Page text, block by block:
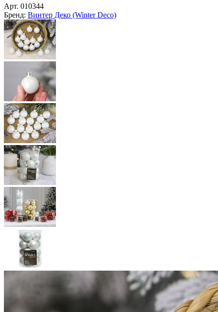
(3)
О любимом магазине
Смотреть >
ЁЛКА по параметрам
Подобрать >
Главная
Елочные украшения
Украшения для настольных елок
Стеклянные шары ДЕЛЮКС
МИНИ матовые и
глянцевые, цвет: белый, 35
мм, упаковка 16 шт., Винтер
Деко (Winter Deco)
Арт.010344
Бренд: Винтер Деко (Winter Deco)